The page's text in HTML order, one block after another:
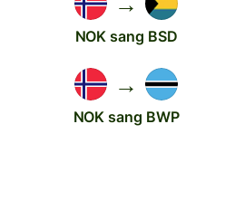
NOK sang BSD
→
NOK sang BWP